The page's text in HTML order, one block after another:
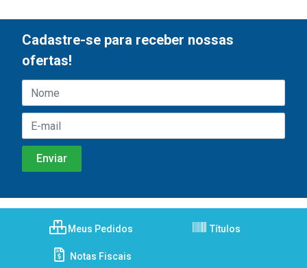
Cadastre-se para receber nossas
ofertas!
Meus Pedidos Títulos
Notas Fiscais